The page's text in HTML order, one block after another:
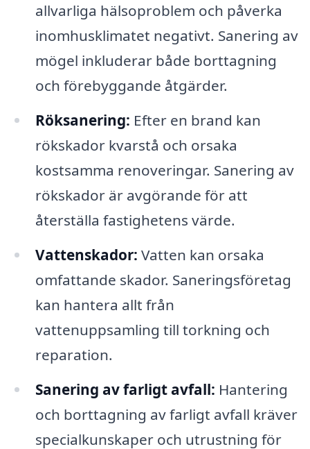
allvarliga hälsoproblem och påverka
inomhusklimatet negativt. Sanering av
mögel inkluderar både borttagning
och förebyggande åtgärder.
Röksanering: Efter en brand kan
rökskador kvarstå och orsaka
kostsamma renoveringar. Sanering av
rökskador är avgörande för att
återställa fastighetens värde.
Vattenskador: Vatten kan orsaka
omfattande skador. Saneringsföretag
kan hantera allt från
vattenuppsamling till torkning och
reparation.
Sanering av farligt avfall: Hantering
och borttagning av farligt avfall kräver
specialkunskaper och utrustning för